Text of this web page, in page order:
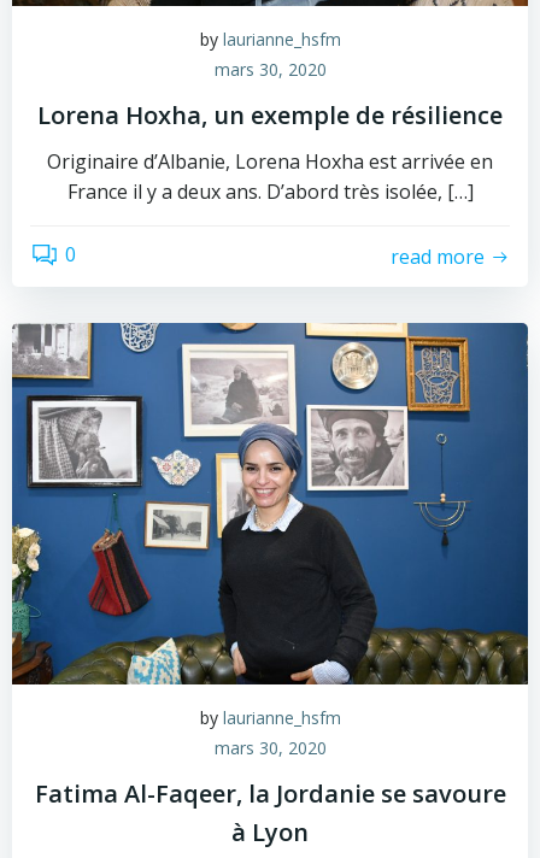
by laurianne_hsfm
mars 30, 2020
Lorena Hoxha, un exemple de résilience
Originaire d’Albanie, Lorena Hoxha est arrivée en
France il y a deux ans. D’abord très isolée, […]
0 read more
by laurianne_hsfm
mars 30, 2020
Fatima Al-Faqeer, la Jordanie se savoure
à Lyon